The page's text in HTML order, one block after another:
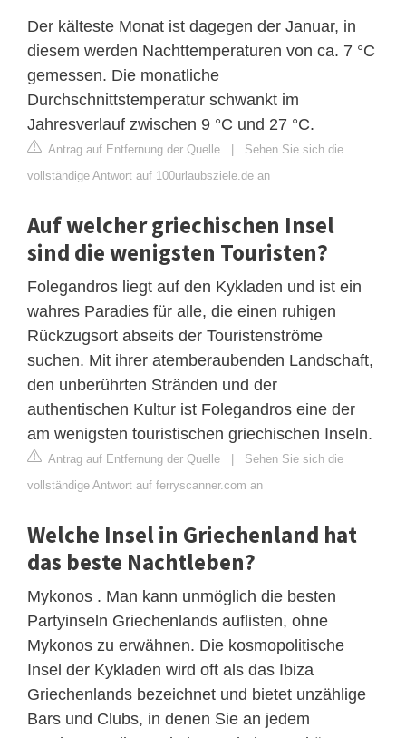
Der kälteste Monat ist dagegen der Januar, in
diesem werden Nachttemperaturen von ca. 7 °C
gemessen. Die monatliche
Durchschnittstemperatur schwankt im
Jahresverlauf zwischen 9 °C und 27 °C.
Antrag auf Entfernung der Quelle | Sehen Sie sich die
vollständige Antwort auf 100urlaubsziele.de an
Auf welcher griechischen Insel
sind die wenigsten Touristen?
Folegandros liegt auf den Kykladen und ist ein
wahres Paradies für alle, die einen ruhigen
Rückzugsort abseits der Touristenströme
suchen. Mit ihrer atemberaubenden Landschaft,
den unberührten Stränden und der
authentischen Kultur ist Folegandros eine der
am wenigsten touristischen griechischen Inseln.
Antrag auf Entfernung der Quelle | Sehen Sie sich die
vollständige Antwort auf ferryscanner.com an
Welche Insel in Griechenland hat
das beste Nachtleben?
Mykonos . Man kann unmöglich die besten
Partyinseln Griechenlands auflisten, ohne
Mykonos zu erwähnen. Die kosmopolitische
Insel der Kykladen wird oft als das Ibiza
Griechenlands bezeichnet und bietet unzählige
Bars und Clubs, in denen Sie an jedem